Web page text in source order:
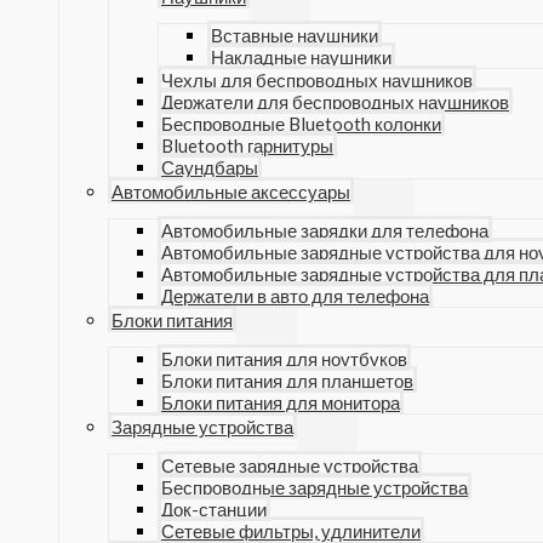
Вставные наушники
Накладные наушники
Чехлы для беспроводных наушников
Держатели для беспроводных наушников
Беспроводные Bluetooth колонки
Bluetooth гарнитуры
Саундбары
Автомобильные аксессуары
Автомобильные зарядки для телефона
Автомобильные зарядные устройства для
Автомобильные зарядные устройства для
Держатели в авто для телефона
Блоки питания
Блоки питания для ноутбуков
Блоки питания для планшетов
Блоки питания для монитора
Зарядные устройства
Сетевые зарядные устройства
Беспроводные зарядные устройства
Док-станции
Сетевые фильтры, удлинители